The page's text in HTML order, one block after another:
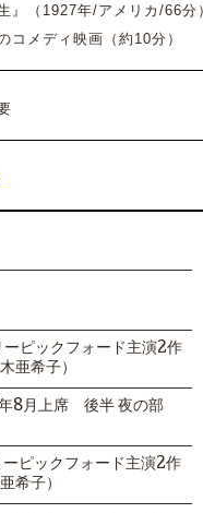
』（1927年/アメリカ/66分
メディ映画（約10分）
ピックフォード主演2作
亜希子）
8月上席 後半 夜の部
ピックフォード主演2作
希子）